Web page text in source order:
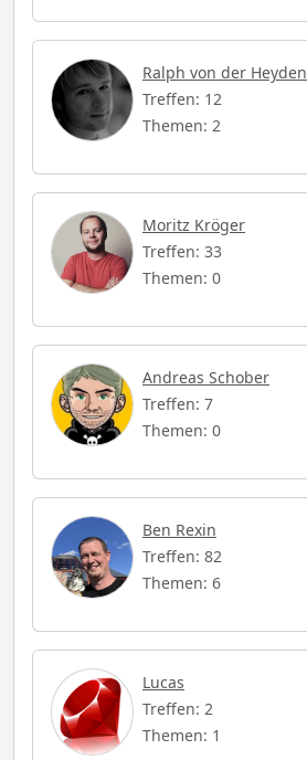
Ralph von der Heyden
Treffen: 12
Themen: 2
Moritz Kröger
Treffen: 33
Themen: 0
Andreas Schober
Treffen: 7
Themen: 0
Ben Rexin
Treffen: 82
Themen: 6
Lucas
Treffen: 2
Themen: 1